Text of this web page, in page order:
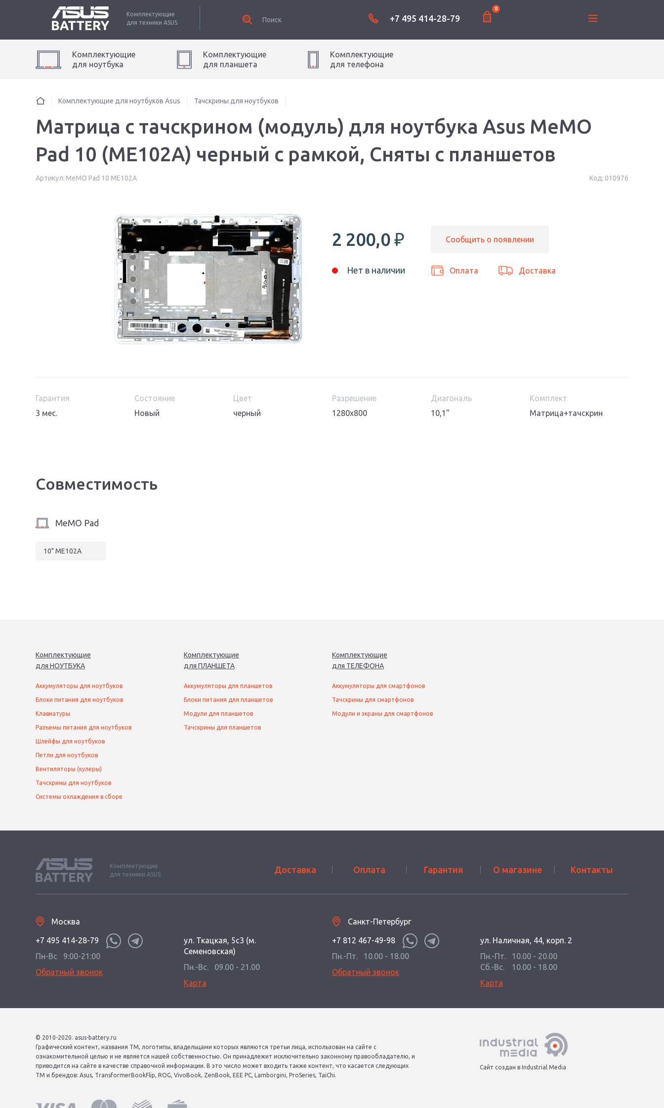
Комплектующие
для техники ASUS +7 495 414-28-79
0
Комплектующие
для ноутбука
Комплектующие
для планшета
Комплектующие
для телефона
Комплектующие для ноутбуков Asus Тачскрины для ноутбуков
Матрица с тачскрином (модуль) для ноутбука Asus MeMO
Pad 10 (ME102A) черный с рамкой, Сняты с планшетов
Артикул:MeMO Pad 10 ME102A Код: 010976
2 200,0₽
Нет в наличии
Сообщить о появлении
Оплата Доставка
Гарантия
3 мес.
Состояние
Новый
Цвет
черный
Разрешение
1280x800
Диагональ
10,1"
Комплект
Матрица+тачскрин
Совместимость
MeMO Pad
10" ME102A
Комплектующие
для НОУТБУКА
Аккумуляторы для ноутбуков
Блоки питания для ноутбуков
Клавиатуры
Разъемы питания для ноутбуков
Шлейфы для ноутбуков
Петли для ноутбуков
Вентиляторы (кулеры)
Тачскрины для ноутбуков
Системы охлаждения в сборе
Комплектующие
для ПЛАНШЕТА
Аккумуляторы для планшетов
Блоки питания для планшетов
Модули для планшетов
Тачскрины для планшетов
Комплектующие
для ТЕЛЕФОНА
Аккумуляторы для смартфонов
Тачскрины для смартфонов
Модули и экраны для смартфонов
Комплектующие
для техники ASUS
Доставка Оплата Гарантия О магазине Контакты
Москва
+7 495 414-28-79
Пн-Вс
9:00-21:00
Обратный звонок
ул. Ткацкая, 5с3 (м.
Семеновская)
Пн.-Вс.
09.00 - 21.00
Карта
Санкт-Петербург
+7 812 467-49-98
Пн.-Пт.
10.00 - 18.00
Обратный звонок
ул. Наличная, 44, корп. 2
Пн.-Пт.
10.00 - 20.00
Сб.-Вс.
10.00 - 18.00
Карта
© 2010-2020. asus-battery.ru
Графический контент, названия ТМ, логотипы, владельцами которых являются третьи лица, использован на сайте с
ознакомительной целью и не является нашей собственностью. Он принадлежит исключительно законному правообладателю, и
приводится на сайте в качестве справочной информации. В это число может входить также контент, что касается следующих
ТМ и брендов: Asus, TransformerBookFlip, ROG, VivoBook, ZenBook, EEE PC, Lamborgini, ProSeries, TaiChi.
Сайт создан в Industrial Media